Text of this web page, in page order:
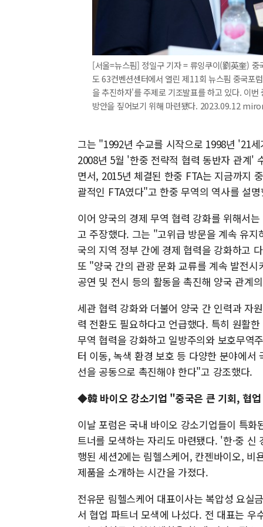
[서울=뉴스핌] 정일구 기자 = 류잉쿠이(劉英奎)
도 63컨벤션센터에서 열린 제11회 뉴스핌 중국포
을 추진하자'를 주제로 기조발표를 하고 있다. 이
방안을 짚어보기 위해 마련됐다. 2023.09.12
그는 "1992년 수교를 시작으로 1998년 '21
2008년 5월 '한중 전략적 협력 동반자 관계'
면서, 2015년 체결된 한중 FTA는 지금까지
괄적인 FTA였다"고 한중 무역의 역사를 설
이어 양국의 경제 무역 협력 강화를 위해서
고 주장했다. 그는 "고위급 방문을 계속 유
국의 지역 정부 간에 경제 협력을 강화하고
또 "양국 간의 관광 문화 교류를 계속 발전
공연 및 전시 등의 활동을 촉진해 양국 관계
세관 협력 강화와 더불어 양국 간 인력과 자
력 전환도 필요하다고 언급했다. 특히 원활
무역 협력을 강화하고 일방주의와 보호무역
터 이동, 녹색 환경 보호 등 다양한 분야에서
선을 공동으로 촉진해야 한다"고 강조했다.
◆韓 바이오 강소기업 "중국은 큰 기회, 협
이날 포럼은 국내 바이오 강소기업들이 특
트너를 모색하는 자리도 마련됐다. '한·중
행된 세션2에는 림헬스케어, 칸젠바이오, 비
제품을 소개하는 시간을 가졌다.
전유문 림헬스케어 대표이사는 복압성 요실
서 협업 파트너 모색에 나섰다. 전 대표는